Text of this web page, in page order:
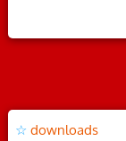
downloads